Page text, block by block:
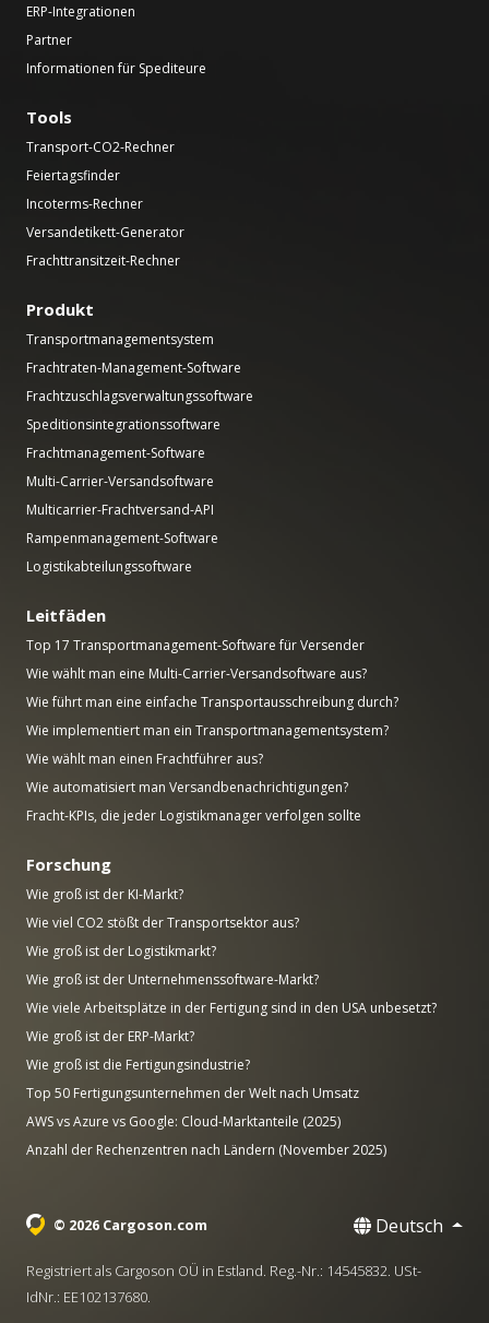
ERP-Integrationen
Partner
Informationen für Spediteure
Tools
Transport-CO2-Rechner
Feiertagsfinder
Incoterms-Rechner
Versandetikett-Generator
Frachttransitzeit-Rechner
Produkt
Transportmanagementsystem
Frachtraten-Management-Software
Frachtzuschlagsverwaltungssoftware
Speditionsintegrationssoftware
Frachtmanagement-Software
Multi-Carrier-Versandsoftware
Multicarrier-Frachtversand-API
Rampenmanagement-Software
Logistikabteilungssoftware
Leitfäden
Top 17 Transportmanagement-Software für Versender
Wie wählt man eine Multi-Carrier-Versandsoftware aus?
Wie führt man eine einfache Transportausschreibung durch?
Wie implementiert man ein Transportmanagementsystem?
Wie wählt man einen Frachtführer aus?
Wie automatisiert man Versandbenachrichtigungen?
Fracht-KPIs, die jeder Logistikmanager verfolgen sollte
Forschung
Wie groß ist der KI-Markt?
Wie viel CO2 stößt der Transportsektor aus?
Wie groß ist der Logistikmarkt?
Wie groß ist der Unternehmenssoftware-Markt?
Wie viele Arbeitsplätze in der Fertigung sind in den USA unbesetzt?
Wie groß ist der ERP-Markt?
Wie groß ist die Fertigungsindustrie?
Top 50 Fertigungsunternehmen der Welt nach Umsatz
AWS vs Azure vs Google: Cloud-Marktanteile (2025)
Anzahl der Rechenzentren nach Ländern (November 2025)
© 2026 Cargoson.com Deutsch
Registriert als Cargoson OÜ in Estland. Reg.-Nr.: 14545832. USt-
IdNr.: EE102137680.